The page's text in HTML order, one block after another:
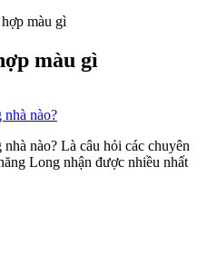
màu gì
màu gì
nào?
nào? Là câu hỏi các chuyên
Long nhận được nhiều nhất